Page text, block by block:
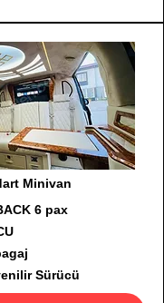
Minivan
6 pax
Sürücü